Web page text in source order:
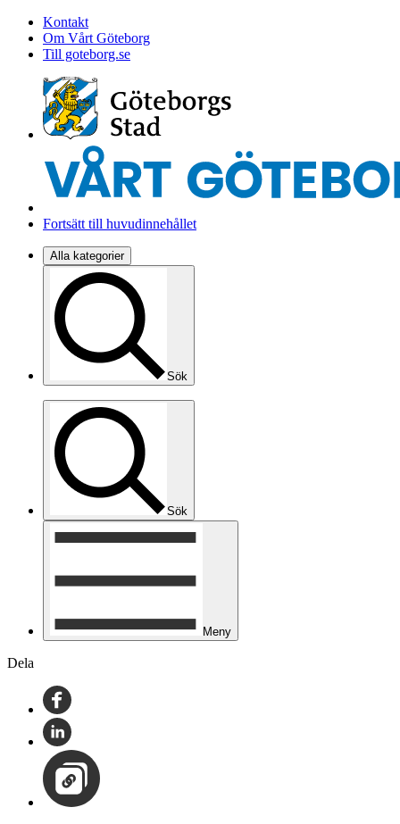
Kontakt
Om Vårt Göteborg
Till goteborg.se
Fortsätt till huvudinnehållet
Alla kategorier
Sök
Sök
Meny
Dela